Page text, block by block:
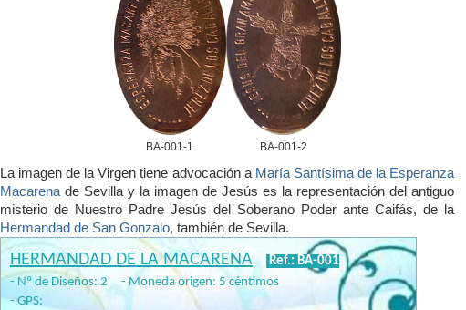
BA-001-1 BA-001-2
La imagen de la Virgen tiene advocación a María Santísima de la Esperanza
Macarenade Sevilla y la imagen de Jesús es la representación del antiguo
misterio de Nuestro Padre Jesús del Soberano Poder ante Caifás, de la
Hermandad de San Gonzalo, también de Sevilla.
HERMANDAD DE LA MACARENA
Ref.: BA-001
- Nº de Diseños: 2 - Moneda origen: 5 céntimos
- GPS: